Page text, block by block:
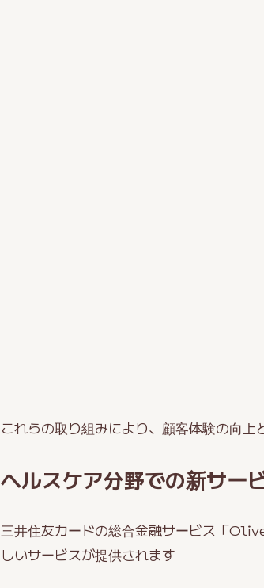
これらの取り組みにより、顧客体験の向上
ヘルスケア分野での新サー
三井住友カードの総合金融サービス「
しいサービスが提供されます